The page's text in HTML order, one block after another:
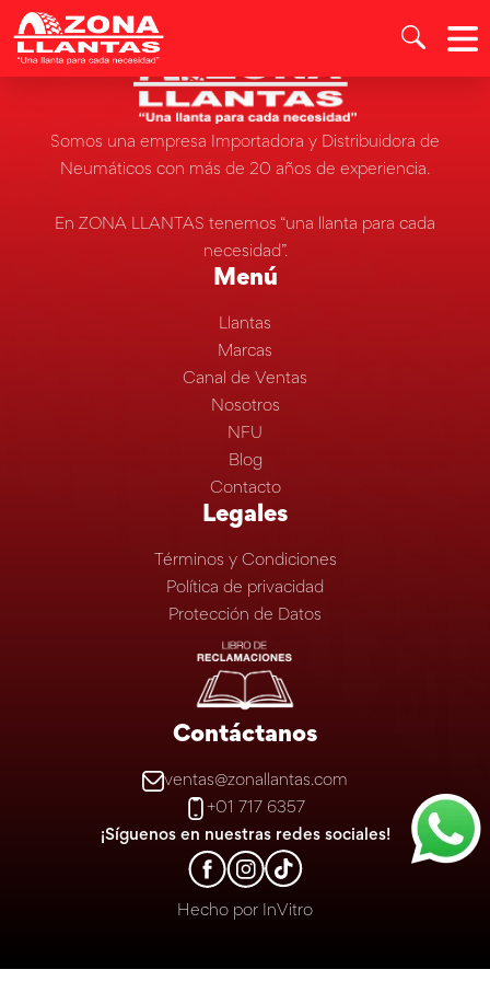
Somos una empresa Importadora y Distribuidora de
Neumáticos con más de 20 años de experiencia.
En ZONA LLANTAS tenemos “una llanta para cada
necesidad”.
Menú
Llantas
Marcas
Canal de Ventas
Nosotros
NFU
Blog
Contacto
Legales
Términos y Condiciones
Política de privacidad
Protección de Datos
Contáctanos
ventas@zonallantas.com
+01 717 6357
¡Síguenos en nuestras redes sociales!
Hecho por InVitro